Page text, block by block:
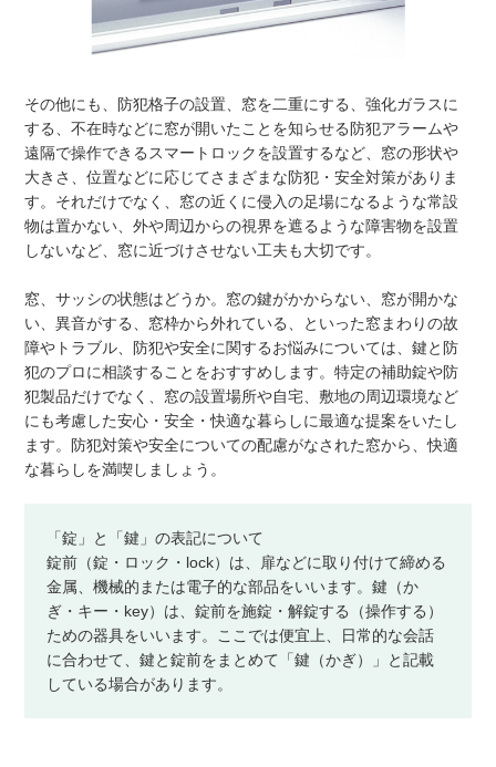
その他にも、防犯格子の設置、窓を二重にする、強化ガラスに
する、不在時などに窓が開いたことを知らせる防犯アラームや
遠隔で操作できるスマートロックを設置するなど、窓の形状や
大きさ、位置などに応じてさまざまな防犯・安全対策がありま
す。それだけでなく、窓の近くに侵入の足場になるような常設
物は置かない、外や周辺からの視界を遮るような障害物を設置
しないなど、窓に近づけさせない工夫も大切です。
窓、サッシの状態はどうか。窓の鍵がかからない、窓が開かな
い、異音がする、窓枠から外れている、といった窓まわりの故
障やトラブル、防犯や安全に関するお悩みについては、鍵と防
犯のプロに相談することをおすすめします。特定の補助錠や防
犯製品だけでなく、窓の設置場所や自宅、敷地の周辺環境など
にも考慮した安心・安全・快適な暮らしに最適な提案をいたし
ます。防犯対策や安全についての配慮がなされた窓から、快適
な暮らしを満喫しましょう。
「錠」と「鍵」の表記について
錠前（錠・ロック・lock）は、扉などに取り付けて締める
金属、機械的または電子的な部品をいいます。鍵（か
ぎ・キー・key）は、錠前を施錠・解錠する（操作する）
ための器具をいいます。ここでは便宜上、日常的な会話
に合わせて、鍵と錠前をまとめて「鍵（かぎ）」と記載
している場合があります。